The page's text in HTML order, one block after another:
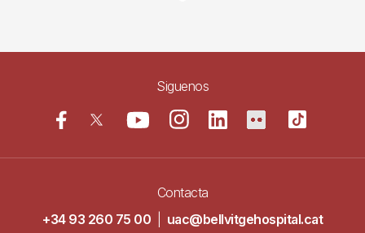
Siguenos
Contacta
+34 93 260 75 00
uac@bellvitgehospital.cat